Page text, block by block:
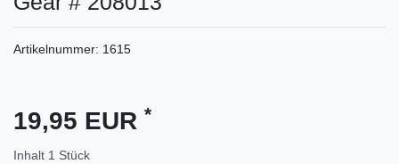
Artikelnummer: 1615
19,95 EUR *
Inhalt 1 Stück